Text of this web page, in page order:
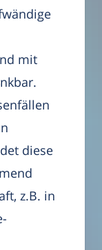
mit
diese
z.B. in